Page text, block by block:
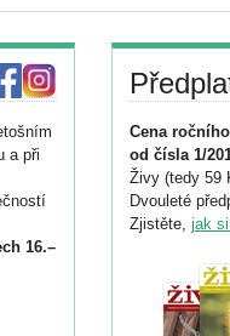
a při
16.–
Cena
od čísla 1/
Živy (tedy 59
Dvouleté
Zjistěte, jak